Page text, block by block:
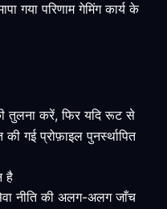
गया परिणाम गेमिंग कार्य के
तुलना करें, फिर यदि रूट से
गई प्रोफ़ाइल पुनर्स्थापित
है
नीति की अलग-अलग जाँच